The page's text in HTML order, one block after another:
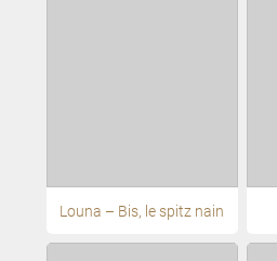
Louna – Bis, le spitz nain